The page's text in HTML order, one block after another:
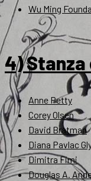
Wu Ming
4)
Anne Petty
Corey Olsen
David Bratman
Diana Pavlac
Dimitra Fimi
Douglas A.